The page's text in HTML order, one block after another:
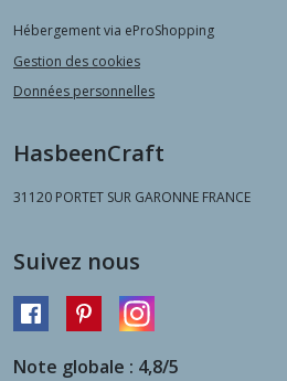
Hébergement via eProShopping
Gestion des cookies
Données personnelles
HasbeenCraft
31120 PORTET SUR GARONNE FRANCE
Suivez nous
Note globale : 4,8/5